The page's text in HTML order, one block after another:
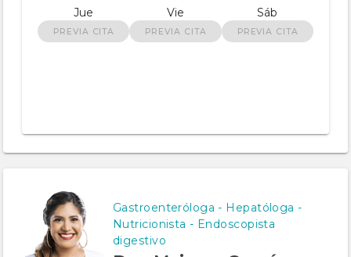
Jue
PREVIA CITA
Vie
PREVIA CITA
Sáb
PREVIA CITA
Gastroenteróloga - Hepatóloga -
Nutricionista - Endoscopista
digestivo